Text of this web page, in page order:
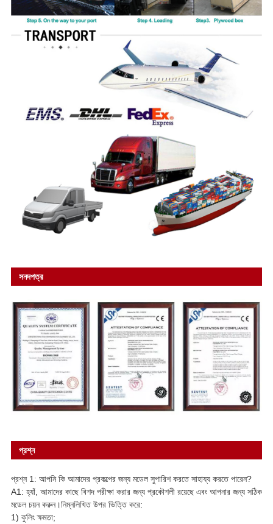
সনদপত্র
প্রশ্ন
প্রশ্ন 1: আপনি কি আমাদের প্রকল্পের জন্য মডেল সুপারিশ করতে সাহায্য করতে পারেন?
A1: হ্যাঁ, আমাদের কাছে বিশদ পরীক্ষা করার জন্য প্রকৌশলী রয়েছে এবং আপনার জন্য সঠিক
মডেল চয়ন করুন।নিম্নলিখিত উপর ভিত্তি করে:
1) কুলিং ক্ষমতা;